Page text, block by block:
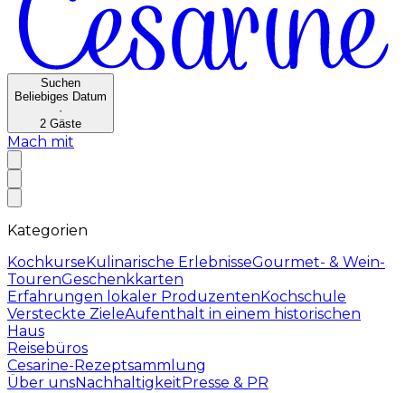
Suchen
Beliebiges Datum
·
2 Gäste
Mach mit
Kategorien
KochkurseKulinarische ErlebnisseGourmet- & Wein-
TourenGeschenkkarten
Erfahrungen lokaler ProduzentenKochschule
Versteckte ZieleAufenthalt in einem historischen
Haus
Reisebüros
Cesarine-Rezeptsammlung
Über unsNachhaltigkeitPresse & PR